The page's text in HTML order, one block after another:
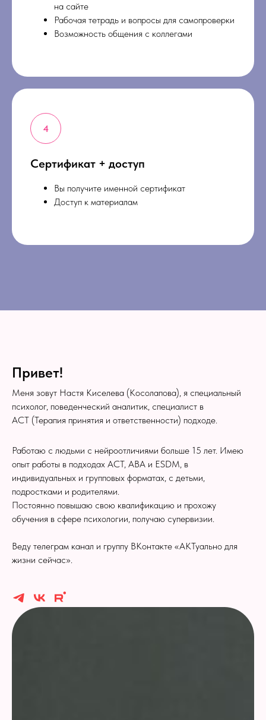
на сайте
Рабочая тетрадь и вопросы для самопроверки
Возможность общения с коллегами
Сертификат + доступ
Вы получите именной сертификат
Доступ к материалам
Привет!
Меня зовут Настя Киселева (Косолапова), я специальный
психолог, поведенческий аналитик, специалист в
АСТ (Терапия принятия и ответственности) подходе.
Работаю с людьми с нейроотличиями больше 15 лет. Имею
опыт работы в подходах АСТ, АВА и ESDM, в
индивидуальных и групповых форматах, с детьми,
подростками и родителями.
Постоянно повышаю свою квалификацию и прохожу
обучения в сфере психологии, получаю супервизии.
Веду телеграм канал и группу ВКонтакте «АКТуально для
жизни сейчас».